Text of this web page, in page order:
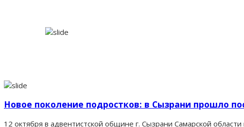
Новое поколение подростков: в Сызрани прошло
12 октября в адвентистской общине г. Сызрани Самарской